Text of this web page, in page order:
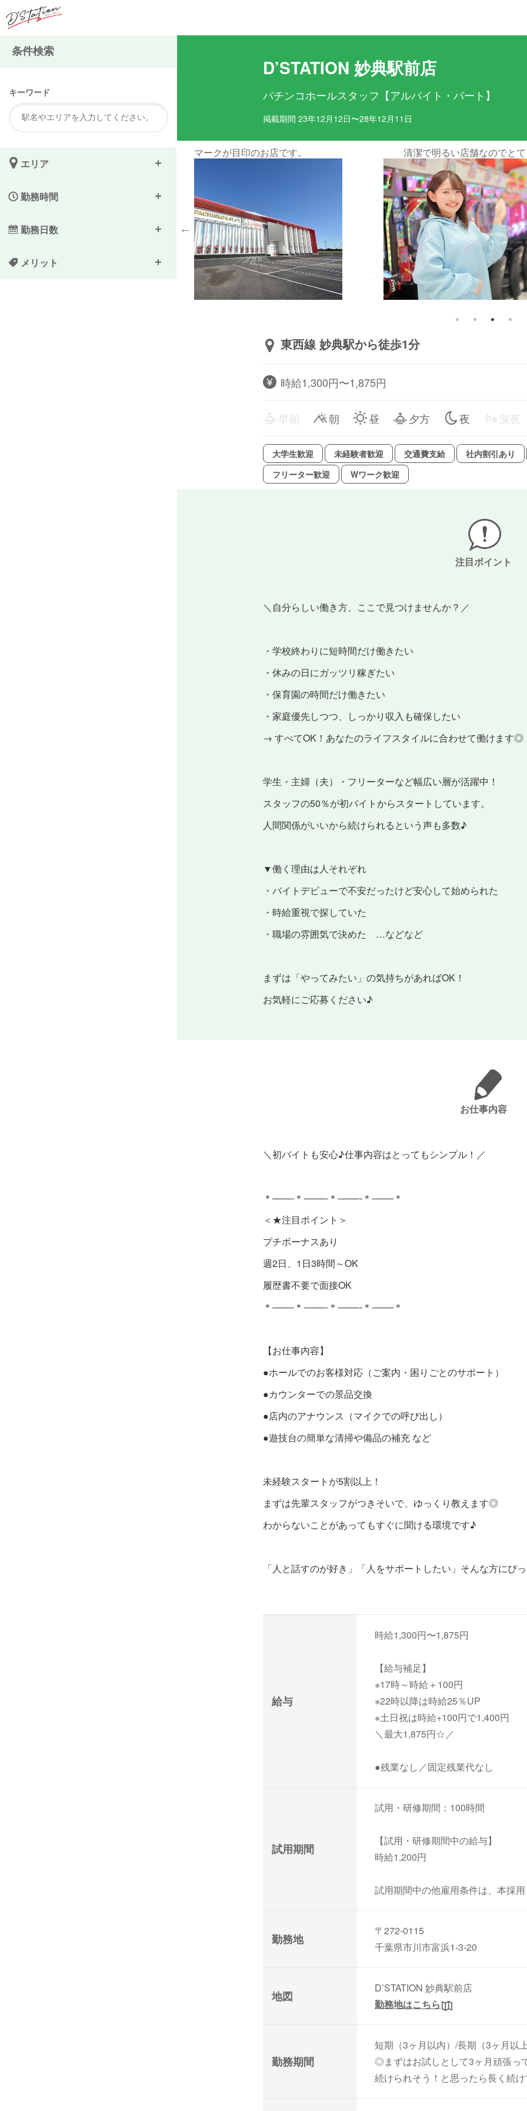
D’STATION 妙典駅前店
パチンコホールスタッフ【アルバイト・パート】
掲載期間 23年12月12日〜28年12月11日
清潔で明るい店舗なのでとても安心！ お仕事内容は簡単！最初は先輩
す♪
東西線 妙典駅から徒歩1分
時給1,300円〜1,875円
早朝 朝 昼 夕方 夜 深夜
大学生歓迎 未経験者歓迎 交通費支給
社内割引あり
フリーター歓迎
Wワーク歓迎
注目ポイント
＼自分らしい働き方、ここで見つけませんか？／
・学校終わりに短時間だけ働きたい
・休みの日にガッツリ稼ぎたい
・保育園の時間だけ働きたい
・家庭優先しつつ、しっかり収入も確保したい
→ すべてOK！あなたのライフスタイルに合わせて働けます◎
学生・主婦（夫）・フリーターなど幅広い層が活躍中！
スタッフの50％が初バイトからスタートしています。
人間関係がいいから続けられるという声も多数♪
▼働く理由は人それぞれ
・バイトデビューで不安だったけど安心して始められた
・時給重視で探していた
・職場の雰囲気で決めた …などなど
まずは「やってみたい」の気持ちがあればOK！
お気軽にご応募ください♪
お仕事内容
＼初バイトも安心♪仕事内容はとってもシンプル！／
＊――-＊-――-＊-――-＊-――＊
＜★注目ポイント＞
プチボーナスあり
週2日、1日3時間～OK
履歴書不要で面接OK
＊――-＊-――-＊-――-＊-――＊
【お仕事内容】
●ホールでのお客様対応（ご案内・困りごとのサポート）
●カウンターでの景品交換
●店内のアナウンス（マイクでの呼び出し）
●遊技台の簡単な清掃や備品の補充 など
未経験スタートが5割以上！
まずは先輩スタッフがつきそいで、ゆっくり教えます◎
わからないことがあってもすぐに聞ける環境です♪
「人と話すのが好き」「人をサポートしたい」そんな方にぴ
給与
時給1,300円〜1,875円
【給与補足】
※17時～時給＋100円
※22時以降は時給25％UP
※土日祝は時給+100円で1,400円
＼最大1,875円☆／
●残業なし／固定残業代なし
試用期間
試用・研修期間：100時間
【試用・研修期間中の給与】
時給1,200円
試用期間中の他雇用条件は、本採
勤務地
〒272-0115
千葉県市川市富浜1-3-20
地図
D’STATION 妙典駅前店
勤務地はこちら
勤務期間
短期（3ヶ月以内）/長期（3ヶ月以
◎まずはお試しとして3ヶ月頑張っ
続けられそう！と思ったら長く続
条件検索
キーワード
エリア
勤務時間
勤務日数
メリット